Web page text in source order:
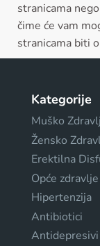
stranicama
čime će vam
stranicama biti
Kategorije
Muško
Žensko
Erektilna
Opće zdravlje
Hipertenzija
Antibiotici
Antidepresivi